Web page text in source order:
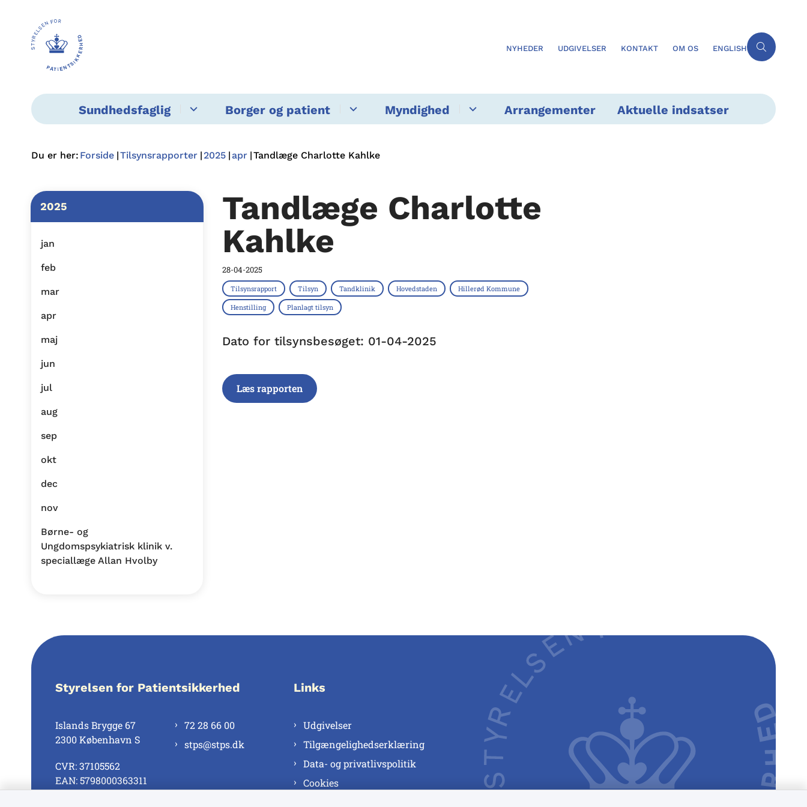
NYHEDER UDGIVELSER KONTAKT OM OS ENGLISH
Sundhedsfaglig Borger og patient Myndighed Arrangementer Aktuelle indsatser
Du er her: Forside Tilsynsrapporter 2025 apr Tandlæge Charlotte Kahlke
2025
jan
feb
mar
apr
maj
jun
jul
aug
sep
okt
dec
nov
Børne- og
Ungdomspsykiatrisk klinik v.
speciallæge Allan Hvolby
Tandlæge Charlotte
Kahlke
28-04-2025
Tilsynsrapport Tilsyn Tandklinik Hovedstaden Hillerød Kommune
Henstilling Planlagt tilsyn
Dato for tilsynsbesøget: 01-04-2025
Læs rapporten
Styrelsen for Patientsikkerhed
Islands Brygge 67
2300 København S
CVR: 37105562
EAN: 5798000363311
72 28 66 00
stps@stps.dk
Links
Udgivelser
Tilgængelighedserklæring
Data- og privatlivspolitik
Cookies